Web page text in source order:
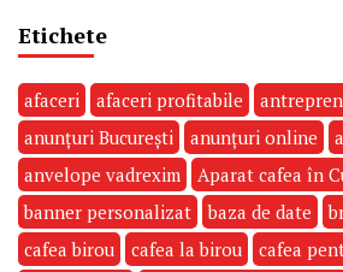
Etichete
afaceri afaceri profitabile
anunțuri București
anunțuri online
anvelope vadrexim
Aparat cafea în
banner personalizat
baza de date
cafea birou
cafea la birou
cafea